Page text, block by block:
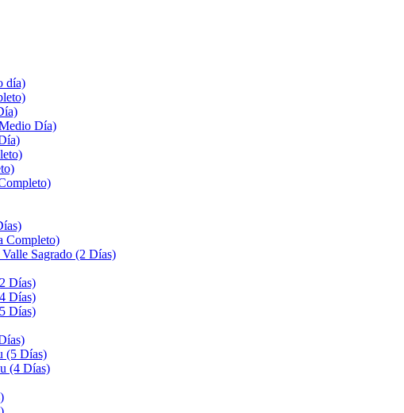
día)
Día)
Completo)
Sagrado (2 Días)
Días)
Días)
Días)
(5 Días)
(4 Días)